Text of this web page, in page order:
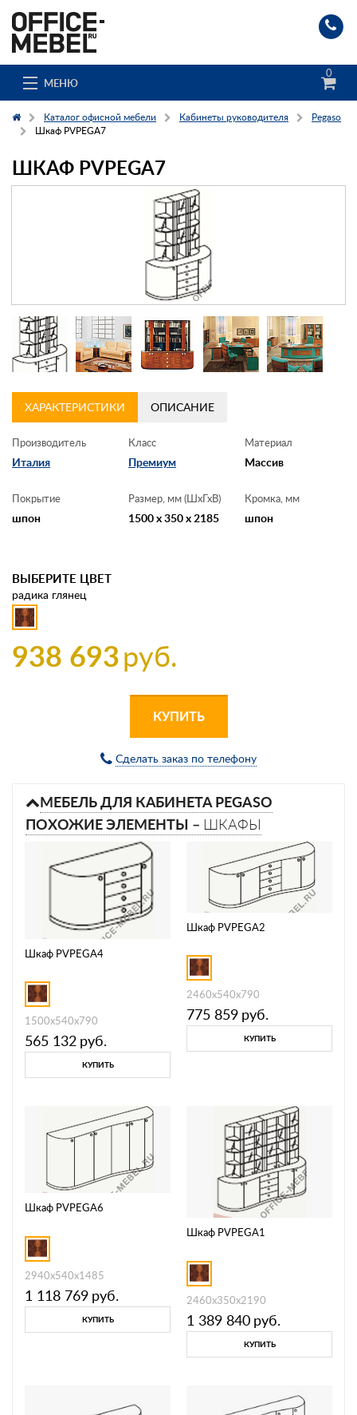
МЕНЮ
0
Каталог
Клиенты
Заказ каталога
Контакты
Заказать обратный звонок
Каталог офисной мебели Кабинеты руководителя
Pegaso
Шкаф PVPEGA7
ШКАФ PVPEGA7
ХАРАКТЕРИСТИКИ ОПИСАНИЕ
Производитель
Италия
Класс
Премиум
Материал
Массив
Покрытие
шпон
Размер, мм (ШхГхВ)
1500 x 350 x 2185
Кромка, мм
шпон
ВЫБЕРИТЕ ЦВЕТ
радика глянец
938 693руб.
КУПИТЬ
Сделать заказ по телефону
МЕБЕЛЬ ДЛЯ КАБИНЕТА PEGASO
ПОХОЖИЕ ЭЛЕМЕНТЫ – ШКАФЫ
Шкаф PVPEGA4
1500х540х790
565 132 руб.
КУПИТЬ
Шкаф PVPEGA2
2460х540х790
775 859 руб.
КУПИТЬ
Шкаф PVPEGA6
2940х540х1485
1 118 769 руб.
КУПИТЬ
Шкаф PVPEGA1
2460х350х2190
1 389 840 руб.
КУПИТЬ